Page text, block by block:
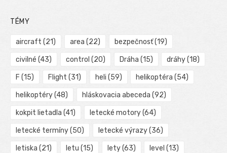
TÉMY
aircraft (21) area (22) bezpečnosť(19)
civilné (43) control (20) Dráha (15) dráhy(18)
F (15) Flight (31) heli (59) helikoptéra (54)
helikoptéry(48) hláskovacia abeceda (92)
kokpit lietadla (41) letecké motory(64)
letecké termíny(50) letecké výrazy(36)
letiska (21) letu (15) lety(63) level (13)